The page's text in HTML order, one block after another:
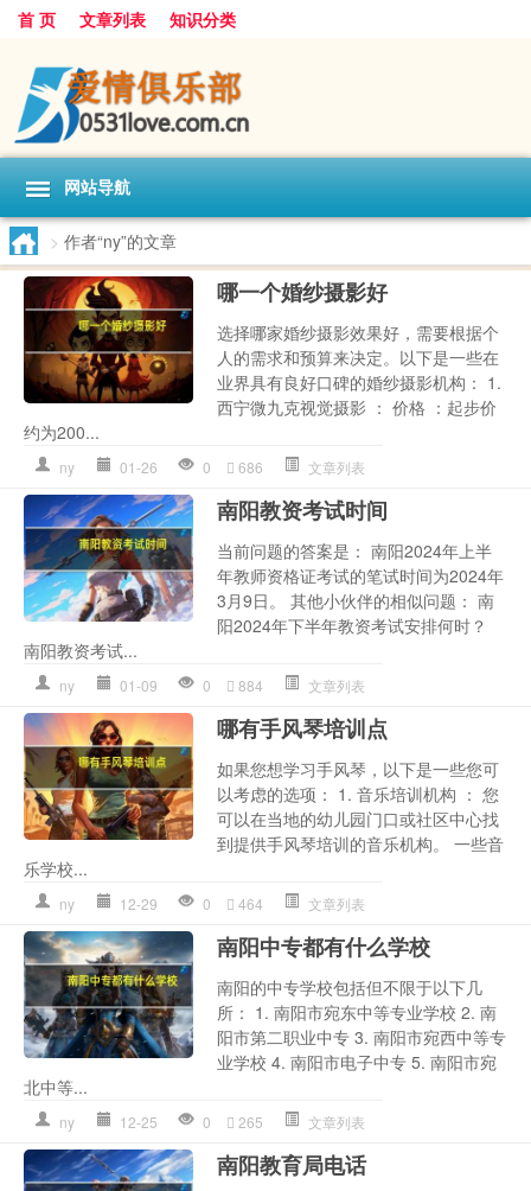
首 页 文章列表 知识分类
网站导航
> 作者“ny”的文章
哪一个婚纱摄影好
选择哪家婚纱摄影效果好，需要根据个
人的需求和预算来决定。以下是一些在
业界具有良好口碑的婚纱摄影机构： 1.
西宁微九克视觉摄影 ： 价格 ：起步价
约为200...
ny 01-26 0 686 文章列表
南阳教资考试时间
当前问题的答案是： 南阳2024年上半
年教师资格证考试的笔试时间为2024年
3月9日。 其他小伙伴的相似问题： 南
阳2024年下半年教资考试安排何时？
南阳教资考试...
ny 01-09 0 884 文章列表
哪有手风琴培训点
如果您想学习手风琴，以下是一些您可
以考虑的选项： 1. 音乐培训机构 ： 您
可以在当地的幼儿园门口或社区中心找
到提供手风琴培训的音乐机构。 一些音
乐学校...
ny 12-29 0 464 文章列表
南阳中专都有什么学校
南阳的中专学校包括但不限于以下几
所： 1. 南阳市宛东中等专业学校 2. 南
阳市第二职业中专 3. 南阳市宛西中等专
业学校 4. 南阳市电子中专 5. 南阳市宛
北中等...
ny 12-25 0 265 文章列表
南阳教育局电话